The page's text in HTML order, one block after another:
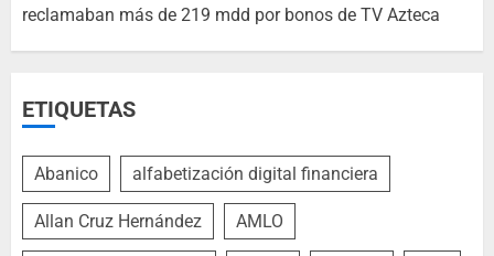
reclamaban más de 219 mdd por bonos de TV Azteca
ETIQUETAS
Abanico alfabetización digital financiera
Allan Cruz Hernández AMLO